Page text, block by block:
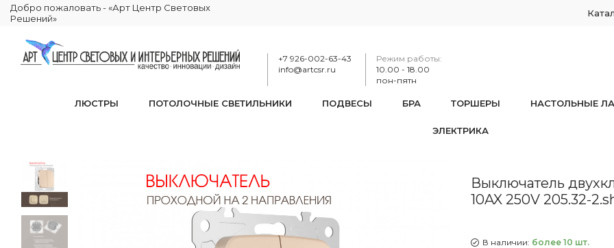
Добро пожаловать - «Арт Центр Световых
Решений»
+7 926-002-63-43
info@artcsr.ru
Режим работы:
10.00 - 18.00
пон-пятн
ЛЮСТРЫ ПОТОЛОЧНЫЕ СВЕТИЛЬНИКИ ПОДВЕСЫ БРА ТОРШЕРЫ НАСТОЛЬНЫЕ
ЭЛЕКТРИКА
Выключатель
10AX 250V 205.32-
В наличии: более 10 шт.